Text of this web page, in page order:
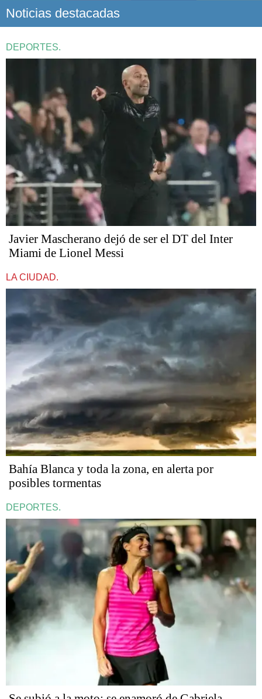
Noticias destacadas
DEPORTES.
Javier Mascherano dejó de ser el DT del Inter
Miami de Lionel Messi
LA CIUDAD.
Bahía Blanca y toda la zona, en alerta por
posibles tormentas
DEPORTES.